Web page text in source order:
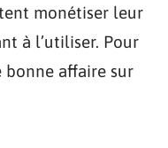
monétiser leur
à l’utiliser. Pour
bonne affaire sur